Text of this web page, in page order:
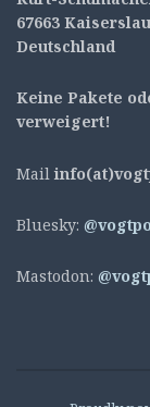
67663
Deutschland
Keine Pakete
verweigert!
Mail
Bluesky:
Mastodon: